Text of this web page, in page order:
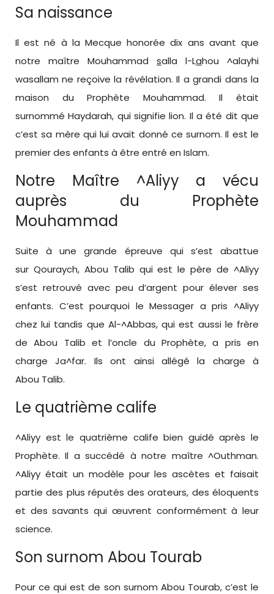
Sa naissance
Il est né à la Mecque honorée dix ans avant que
notre maître Mouhammad salla l-Lahou ^alayhi
wasallam ne reçoive la révélation. Il a grandi dans la
maison du Prophète Mouhammad. Il était
surnommé Haydarah, qui signifie lion. Il a été dit que
c’est sa mère qui lui avait donné ce surnom. Il est le
premier des enfants à être entré en Islam.
Notre Maître ^Aliyy a vécu
auprès du Prophète
Mouhammad
Suite à une grande épreuve qui s’est abattue
sur Qouraych, Abou Talib qui est le père de ^Aliyy
s’est retrouvé avec peu d’argent pour élever ses
enfants. C’est pourquoi le Messager a pris ^Aliyy
chez lui tandis que Al-^Abbas, qui est aussi le frère
de Abou Talib et l’oncle du Prophète, a pris en
charge Ja^far. Ils ont ainsi allégé la charge à
Abou Talib.
Le quatrième calife
^Aliyy est le quatrième calife bien guidé après le
Prophète. Il a succédé à notre maître ^Outhman.
^Aliyy était un modèle pour les ascètes et faisait
partie des plus réputés des orateurs, des éloquents
et des savants qui œuvrent conformément à leur
science.
Son surnom Abou Tourab
Pour ce qui est de son surnom Abou Tourab, c’est le